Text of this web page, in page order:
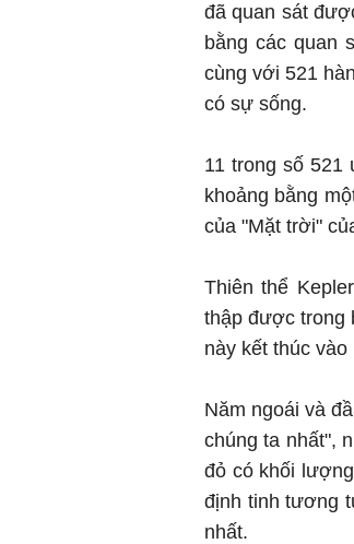
đã quan sát
bằng các quan
cùng với 521
có sự sống.
11 trong số
khoảng bằng
của "Mặt trời"
Thiên thể
thập được trong
này kết thúc vào
Năm ngoái và
chúng ta nhất",
đỏ có khối
định tinh tương
nhất.